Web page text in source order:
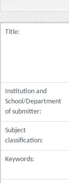
Title:
Institution and
School/Department
of submitter:
Subject
classification:
Keywords: